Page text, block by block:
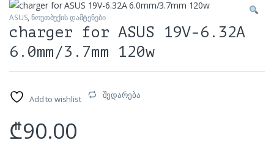
ASUS,ნოუთბუქის დამტენები
charger for ASUS 19V-6.32A
6.0mm/3.7mm 120w
Add to wishlist შედარება
₾90.00